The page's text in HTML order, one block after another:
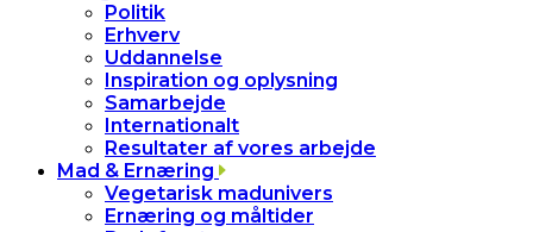
Politik
Erhverv
Uddannelse
Inspiration og oplysning
Samarbejde
Internationalt
Resultater af vores arbejde
Mad & Ernæring
Vegetarisk madunivers
Ernæring og måltider